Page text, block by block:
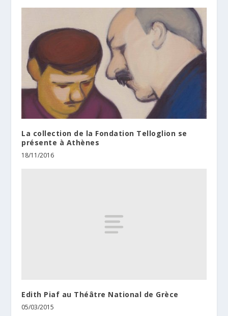
La collection de la Fondation Telloglion se
présente à Athènes
18/11/2016
Edith Piaf au Théâtre National de Grèce
05/03/2015